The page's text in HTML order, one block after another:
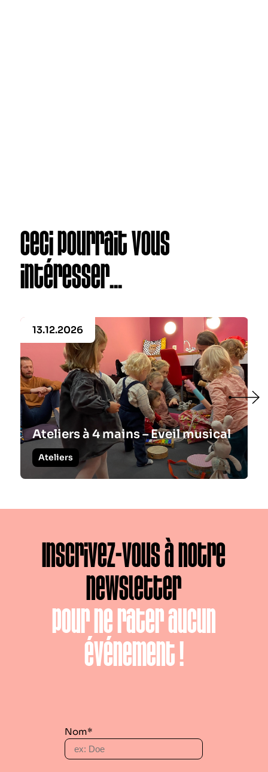
Ceci pourrait vous
intéresser...
13.12.2026
Ateliers à 4 mains – Eveil musical
Ateliers
Inscrivez-vous à notre
newsletter
pour ne rater aucun
événement !
Nom*